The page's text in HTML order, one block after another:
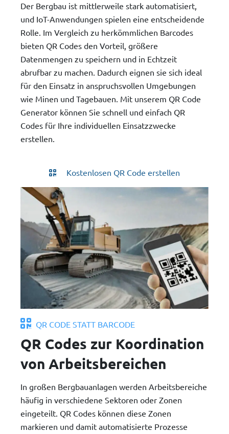
Der Bergbau ist mittlerweile stark automatisiert,
und IoT-Anwendungen spielen eine entscheidende
Rolle. Im Vergleich zu herkömmlichen Barcodes
bieten QR Codes den Vorteil, größere
Datenmengen zu speichern und in Echtzeit
abrufbar zu machen. Dadurch eignen sie sich ideal
für den Einsatz in anspruchsvollen Umgebungen
wie Minen und Tagebauen. Mit unserem QR Code
Generator können Sie schnell und einfach QR
Codes für Ihre individuellen Einsatzzwecke
erstellen.
Kostenlosen QR Code erstellen
QR CODE STATT BARCODE
QR Codes zur Koordination
von Arbeitsbereichen
In großen Bergbauanlagen werden Arbeitsbereiche
häufig in verschiedene Sektoren oder Zonen
eingeteilt. QR Codes können diese Zonen
markieren und damit automatisierte Prozesse